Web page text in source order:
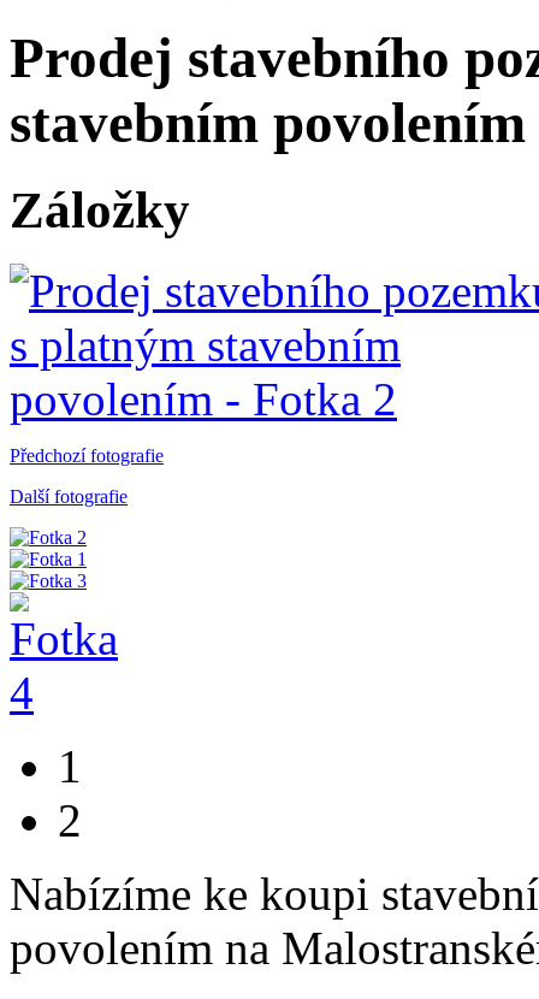
Prodej stavebního
stavebním povolením
Záložky
Předchozí fotografie
Další fotografie
1
2
Nabízíme ke koupi
povolením na